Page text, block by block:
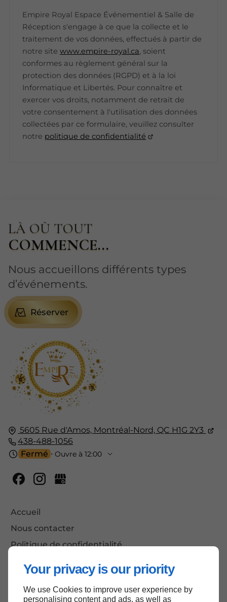
Your privacy is our priority
We use Cookies to improve user experience by
personalising content and ads, as well as
Empire Royal Espace Événementiel & Salle de
Réception s'engage à ce que la collecte et le
traitement de vos données, effectués à partir de
notre sitewww.empire-royal.ca, soient
conformes au règlement général sur la
protection des données (RGPD) et à la loi
Informatique et Libertés. Pour connaître et
exercer vos droits, notamment de retrait de
votre consentement à l'utilisation des données
collectées par ce formulaire, veuillez consulter
notre politique de confidentialité
5605 Rue d'Amos, Montréal-Nord, QC H1G 2Y3
438-488-1056
Fermé ⋅ Ouvre à 12:00
Accueil
Nous contacter
Politique de confidentialité
LÀ OÙ TOUT
COMMENCE...
Nous accueillons différents types
d’événements.
Réserver